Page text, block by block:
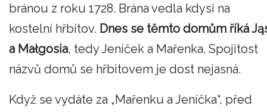
bránou z roku 1728. Brána vedla kdysi na
kostelní hřbitov. Dnes se těmto domům říká
a Małgosia, tedy Jeníček a Mařenka. Spojitost
názvů domů se hřbitovem je dost nejasná.
Když se vydáte za „Mařenku a Jeníčka“, před